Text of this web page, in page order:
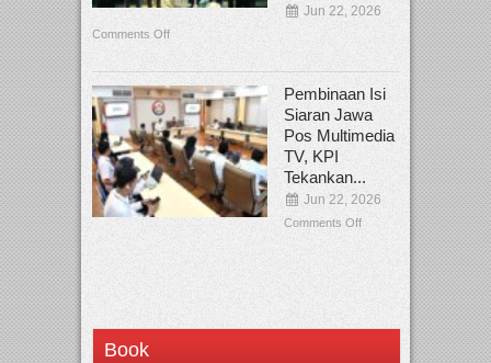
Jun 22, 2026
Comments Off
Pembinaan Isi
Siaran Jawa
Pos Multimedia
TV, KPI
Tekankan...
Jun 22, 2026
Comments Off
Book